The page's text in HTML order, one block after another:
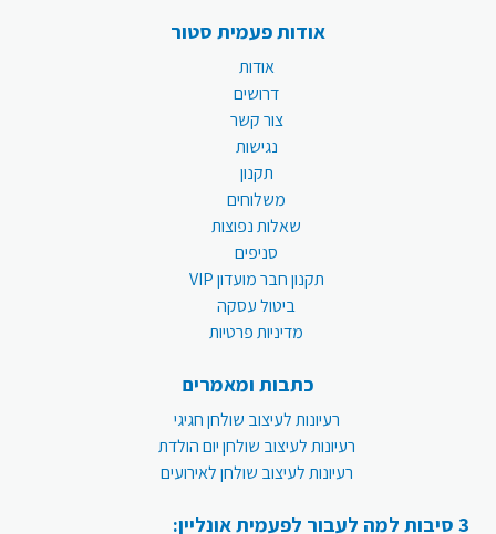
אודות פעמית סטור
אודות
דרושים
צור קשר
נגישות
תקנון
משלוחים
שאלות נפוצות
סניפים
תקנון חבר מועדון VIP
ביטול עסקה
מדיניות פרטיות
כתבות ומאמרים
רעיונות לעיצוב שולחן חגיגי
רעיונות לעיצוב שולחן יום הולדת
רעיונות לעיצוב שולחן לאירועים
3 סיבות למה לעבור לפעמית אונליין: